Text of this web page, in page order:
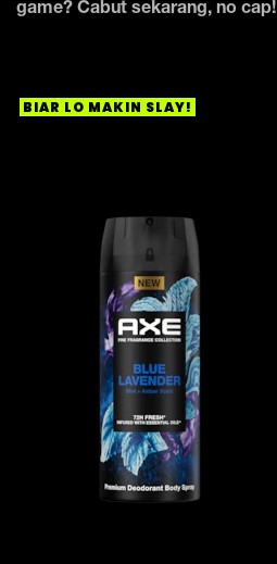
game? Cabut sekarang, no cap!
BIAR LO MAKIN SLAY!